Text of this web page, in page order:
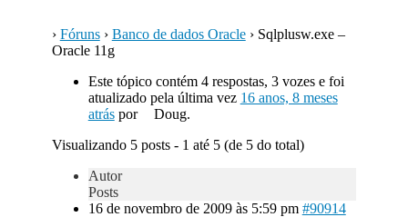
› Fóruns › Banco de dados Oracle › Sqlplusw.exe –
Oracle 11g
Este tópico contém 4 respostas, 3 vozes e foi
atualizado pela última vez 16 anos, 8 meses
atráspor
Doug.
Visualizando 5 posts - 1 até 5 (de 5 do total)
Autor
Posts
16 de novembro de 2009 às 5:59 pm #90914